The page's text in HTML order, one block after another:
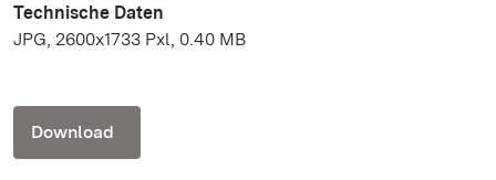
Technische Daten
JPG, 2600x1733 Pxl, 0.40 MB
Download